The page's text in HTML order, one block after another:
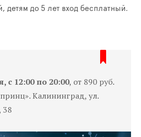
детям до 5 лет вход бесплатный.
с 12:00 по 20:00, от 890 руб.
Калининград, ул.
38